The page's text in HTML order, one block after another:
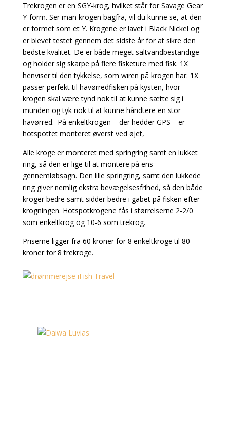
Trekrogen er en SGY-krog, hvilket står for Savage Gear
Y-form. Ser man krogen bagfra, vil du kunne se, at den
er formet som et Y. Krogene er lavet i Black Nickel og
er blevet testet gennem det sidste år for at sikre den
bedste kvalitet. De er både meget saltvandbestandige
og holder sig skarpe på flere fisketure med fisk. 1X
henviser til den tykkelse, som wiren på krogen har. 1X
passer perfekt til havørredfiskeri på kysten, hvor
krogen skal være tynd nok til at kunne sætte sig i
munden og tyk nok til at kunne håndtere en stor
havørred. På enkeltkrogen – der hedder GPS – er
hotspottet monteret øverst ved øjet,
Alle kroge er monteret med springring samt en lukket
ring, så den er lige til at montere på ens
gennemløbsagn. Den lille springring, samt den lukkede
ring giver nemlig ekstra bevægelsesfrihed, så den både
kroger bedre samt sidder bedre i gabet på fisken efter
krogningen. Hotspotkrogene fås i størrelserne 2-2/0
som enkeltkrog og 10-6 som trekrog.
Priserne ligger fra 60 kroner for 8 enkeltkroge til 80
kroner for 8 trekroge.